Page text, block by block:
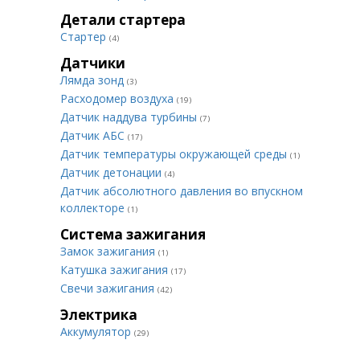
Детали стартера
Стартер (4)
Датчики
Лямда зонд (3)
Расходомер воздуха (19)
Датчик наддува турбины (7)
Датчик АБС (17)
Датчик температуры окружающей среды (1)
Датчик детонации (4)
Датчик абсолютного давления во впускном
коллекторе (1)
Система зажигания
Замок зажигания (1)
Катушка зажигания (17)
Свечи зажигания (42)
Электрика
Аккумулятор (29)